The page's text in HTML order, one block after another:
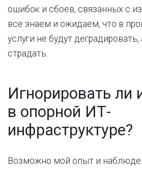
ошибок и сбоев, связанных с
все знаем и ожидаем, что в
услуги не будут
страдать.
Игнорировать ли
в опорной ИТ-
инфраструктуре?
Возможно мой опыт и